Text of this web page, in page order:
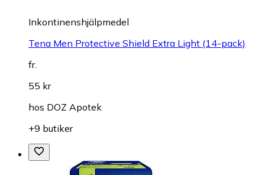
Inkontinenshjälpmedel
Tena Men Protective Shield Extra Light (14-pack)
fr.
55 kr
hos DOZ Apotek
+9 butiker